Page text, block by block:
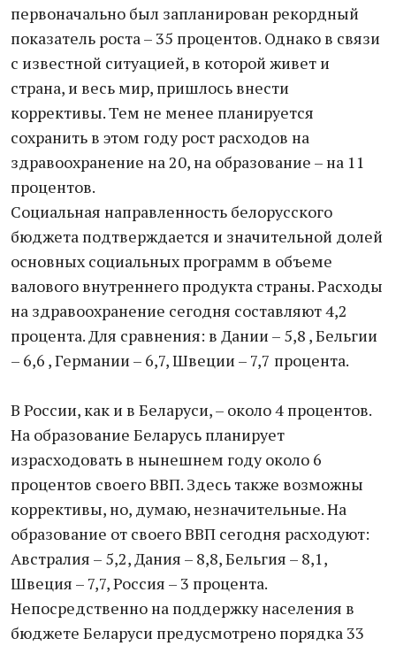
первоначально был запланирован рекордный
показатель роста – 35 процентов. Однако в связи
с известной ситуацией, в которой живет и
страна, и весь мир, пришлось внести
коррективы. Тем не менее планируется
сохранить в этом году рост расходов на
здравоохранение на 20, на образование – на 11
процентов.
Социальная направленность белорусского
бюджета подтверждается и значительной долей
основных социальных программ в объеме
валового внутреннего продукта страны. Расходы
на здравоохранение сегодня составляют 4,2
процента. Для сравнения: в Дании – 5,8 , Бельгии
– 6,6 , Германии – 6,7, Швеции – 7,7 процента.
В России, как и в Беларуси, – около 4 процентов.
На образование Беларусь планирует
израсходовать в нынешнем году около 6
процентов своего ВВП. Здесь также возможны
коррективы, но, думаю, незначительные. На
образование от своего ВВП сегодня расходуют:
Австралия – 5,2, Дания – 8,8, Бельгия – 8,1,
Швеция – 7,7, Россия – 3 процента.
Непосредственно на поддержку населения в
бюджете Беларуси предусмотрено порядка 33